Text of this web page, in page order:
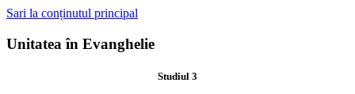
Sari la conținutul principal
Unitatea în Evanghelie
Studiul 3